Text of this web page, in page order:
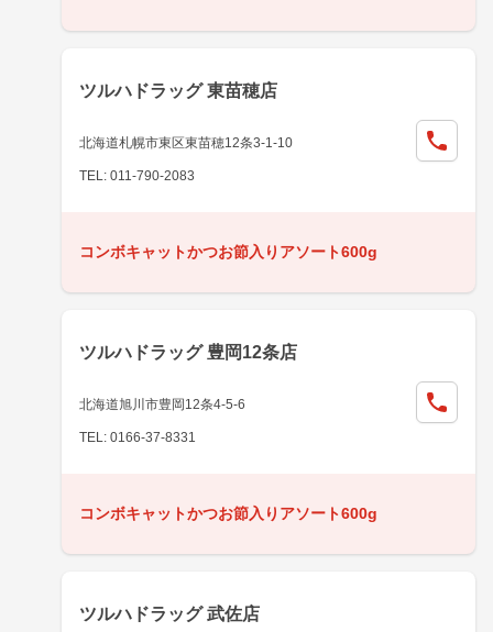
ツルハドラッグ 東苗穂店
北海道札幌市東区東苗穂12条3-1-10
TEL: 011-790-2083
コンボキャットかつお節入りアソート600g
ツルハドラッグ 豊岡12条店
北海道旭川市豊岡12条4-5-6
TEL: 0166-37-8331
コンボキャットかつお節入りアソート600g
ツルハドラッグ 武佐店